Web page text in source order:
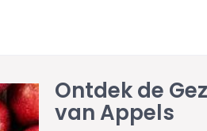
Ontdek de
van Appels